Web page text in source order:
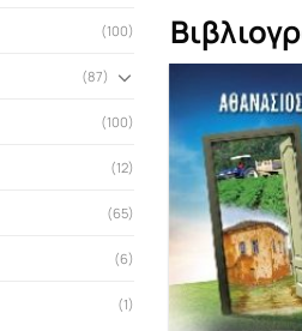
(100)
(87)
(100)
(12)
(65)
(6)
(1)